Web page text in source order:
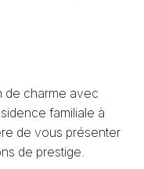
de charme avec
familiale à
de vous présenter
de prestige.